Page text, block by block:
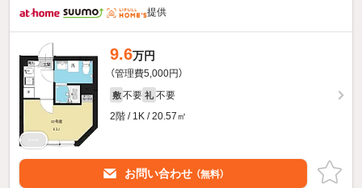
提供
9.6万円
（管理費5,000円）
敷 不要 礼 不要
2階 / 1K / 20.57㎡
お問い合わせ （無料）